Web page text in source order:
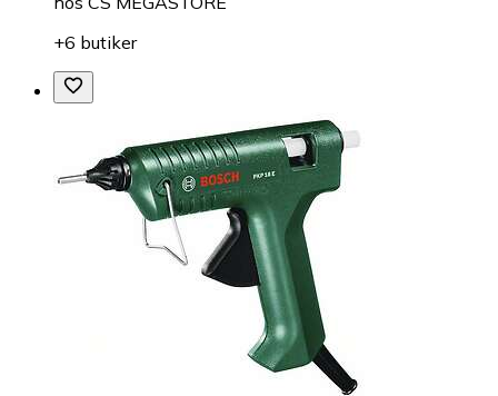
+6 butiker